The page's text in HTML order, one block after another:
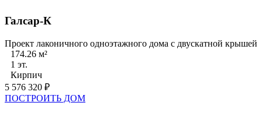
Галсар-К
Проект лаконичного одноэтажного дома с двускатной крышей
174.26 м²
1 эт.
Кирпич
5 576 320 ₽
ПОСТРОИТЬ ДОМ